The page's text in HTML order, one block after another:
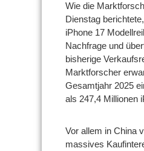
Wie die
Dienstag
iPhone 17
Nachfrage und
bisherige
Marktforscher
Gesamtjahr 2025
als 247,4 Millionen
Vor allem in China
massives